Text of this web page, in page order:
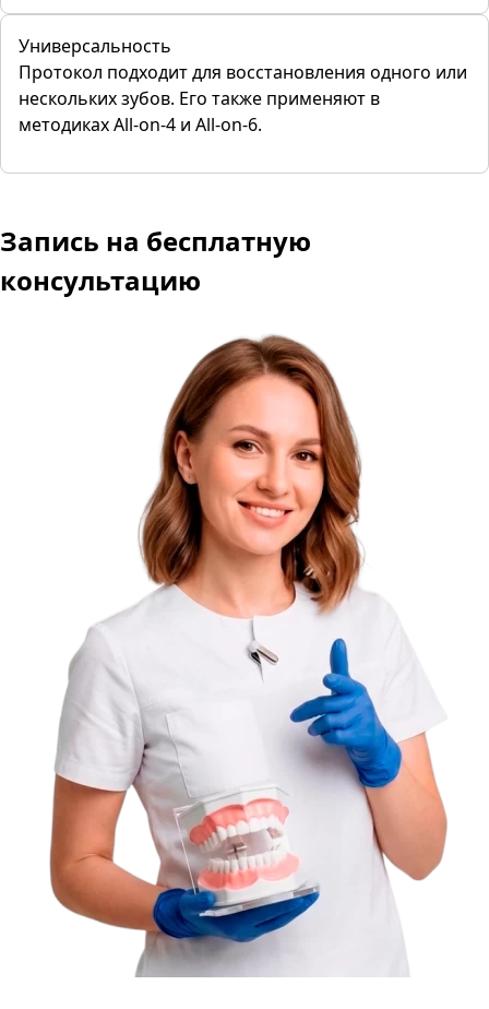
Универсальность
Протокол подходит для восстановления одного или
нескольких зубов. Его также применяют в
методиках All-on-4 и All-on-6.
Запись на бесплатную
консультацию